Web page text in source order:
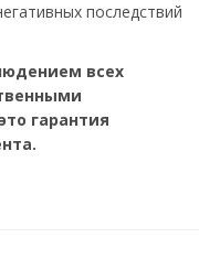
последствий
всех
гарантия